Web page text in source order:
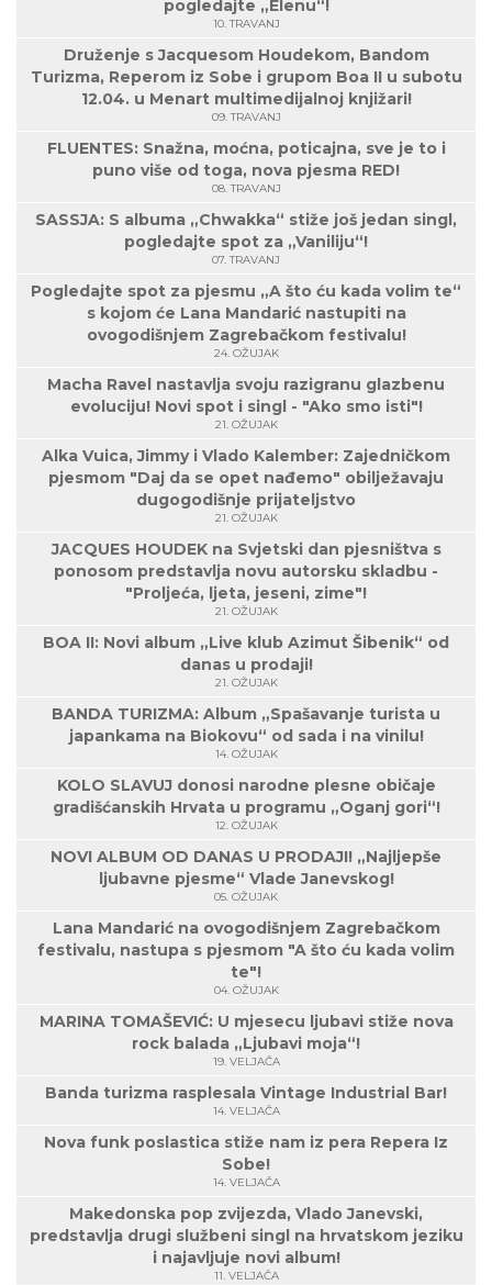
pogledajte „Elenu“!
10. TRAVANJ
Druženje s Jacquesom Houdekom, Bandom
Turizma, Reperom iz Sobe i grupom Boa II u subotu
12.04. u Menart multimedijalnoj knjižari!
09. TRAVANJ
FLUENTES: Snažna, moćna, poticajna, sve je to i
puno više od toga, nova pjesma RED!
08. TRAVANJ
SASSJA: S albuma „Chwakka“ stiže još jedan singl,
pogledajte spot za „Vaniliju“!
07. TRAVANJ
Pogledajte spot za pjesmu „A što ću kada volim te“
s kojom će Lana Mandarić nastupiti na
ovogodišnjem Zagrebačkom festivalu!
24. OŽUJAK
Macha Ravel nastavlja svoju razigranu glazbenu
evoluciju! Novi spot i singl - "Ako smo isti"!
21. OŽUJAK
Alka Vuica, Jimmy i Vlado Kalember: Zajedničkom
pjesmom "Daj da se opet nađemo" obilježavaju
dugogodišnje prijateljstvo
21. OŽUJAK
JACQUES HOUDEK na Svjetski dan pjesništva s
ponosom predstavlja novu autorsku skladbu -
"Proljeća, ljeta, jeseni, zime"!
21. OŽUJAK
BOA II: Novi album „Live klub Azimut Šibenik“ od
danas u prodaji!
21. OŽUJAK
BANDA TURIZMA: Album „Spašavanje turista u
japankama na Biokovu“ od sada i na vinilu!
14. OŽUJAK
KOLO SLAVUJ donosi narodne plesne običaje
gradišćanskih Hrvata u programu „Oganj gori“!
12. OŽUJAK
NOVI ALBUM OD DANAS U PRODAJI! „Najljepše
ljubavne pjesme“ Vlade Janevskog!
05. OŽUJAK
Lana Mandarić na ovogodišnjem Zagrebačkom
festivalu, nastupa s pjesmom "A što ću kada volim
te"!
04. OŽUJAK
MARINA TOMAŠEVIĆ: U mjesecu ljubavi stiže nova
rock balada „Ljubavi moja“!
19. VELJAČA
Banda turizma rasplesala Vintage Industrial Bar!
14. VELJAČA
Nova funk poslastica stiže nam iz pera Repera Iz
Sobe!
14. VELJAČA
Makedonska pop zvijezda, Vlado Janevski,
predstavlja drugi službeni singl na hrvatskom jeziku
i najavljuje novi album!
11. VELJAČA